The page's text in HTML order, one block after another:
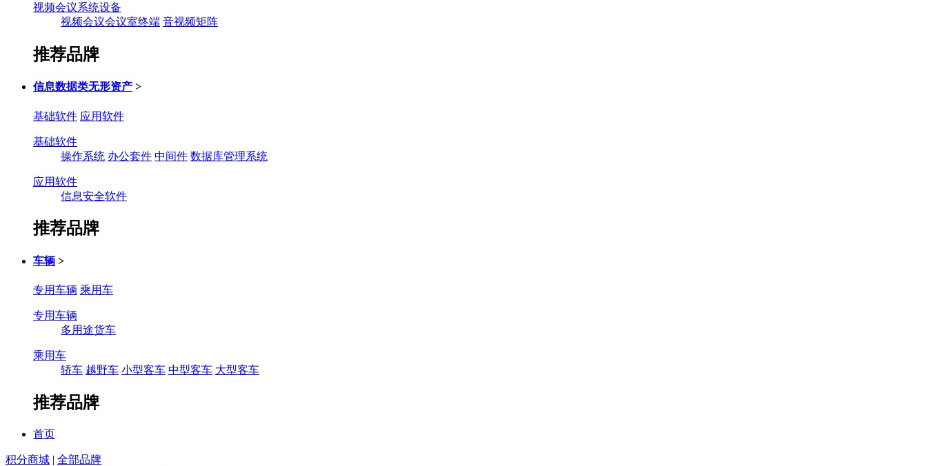
视频会议系统设备
视频会议会议室终端 音视频矩阵
推荐品牌
信息数据类无形资产 >
基础软件 应用软件
基础软件
操作系统 办公套件 中间件 数据库管理系统
应用软件
信息安全软件
推荐品牌
车辆 >
专用车辆 乘用车
专用车辆
多用途货车
乘用车
轿车 越野车 小型客车 中型客车 大型客车
推荐品牌
首页
积分商城 | 全部品牌